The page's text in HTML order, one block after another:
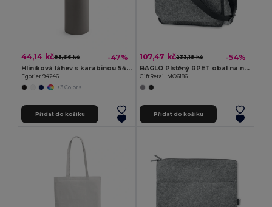
44,14 kč83,66 kč -47%
Hliníková láhev s karabinou 540 ml
Egotier 94246
+3 Colors
Přidat do košíku
107,47 kč233,19 kč -54%
BAGLO Plstěný RPET obal na notebook
GiftRetail MO6186
Přidat do košíku